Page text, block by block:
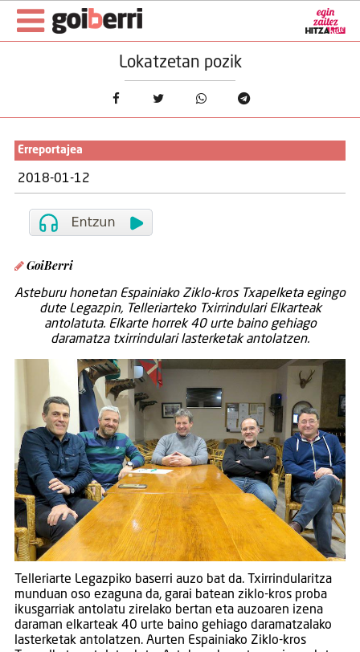
Lokatzetan pozik
Erreportajea
2018-01-12
GoiBerri
Asteburu honetan Espainiako Ziklo-kros Txapelketa egingo
dute Legazpin, Telleriarteko Txirrindulari Elkarteak
antolatuta. Elkarte horrek 40 urte baino gehiago
daramatza txirrindulari lasterketak antolatzen.
Telleriarte Legazpiko baserri auzo bat da. Txirrindularitza
munduan oso ezaguna da, garai batean ziklo-kros proba
ikusgarriak antolatu zirelako bertan eta auzoaren izena
daraman elkarteak 40 urte baino gehiago daramatzalako
lasterketak antolatzen. Aurten Espainiako Ziklo-kros